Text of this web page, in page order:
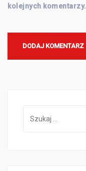
kolejnych komentarzy.